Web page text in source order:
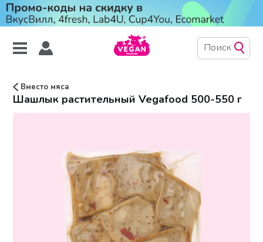
Вместо мяса
Шашлык растительный Vegafood 500-550 г